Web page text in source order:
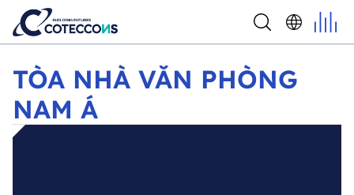
TÒA NHÀ VĂN PHÒNG NAM Á
TÒA NHÀ VĂN PHÒNG
NAM Á